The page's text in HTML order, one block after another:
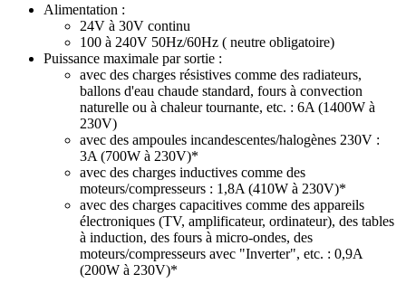
Alimentation :
24V à 30V continu
100 à 240V 50Hz/60Hz ( neutre obligatoire)
Puissance maximale par sortie :
avec des charges résistives comme des radiateurs,
ballons d'eau chaude standard, fours à convection
naturelle ou à chaleur tournante, etc. : 6A (1400W à
230V)
avec des ampoules incandescentes/halogènes 230V :
3A (700W à 230V)*
avec des charges inductives comme des
moteurs/compresseurs : 1,8A (410W à 230V)*
avec des charges capacitives comme des appareils
électroniques (TV, amplificateur, ordinateur), des tables
à induction, des fours à micro-ondes, des
moteurs/compresseurs avec "Inverter", etc. : 0,9A
(200W à 230V)*